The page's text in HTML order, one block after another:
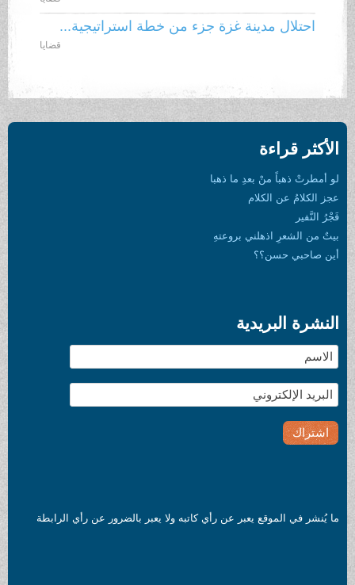
احتلال مدينة غزة جزء من خطة استراتيجية...
قضايا
الأكثر قراءة
لو أمطرتْ ذهباً منْ بعدِ ما ذهبا
عجز الكلامُ عن الكلام
فَجْرُ النَّفير
بيتٌ من الشعرِ اذهلني بروعتهِ
أين صاحبي حسن؟؟
النشرة البريدية
ما يُنشر في الموقع يعبر عن رأي كاتبه ولا يعبر بالضرور عن رأي الرابطة